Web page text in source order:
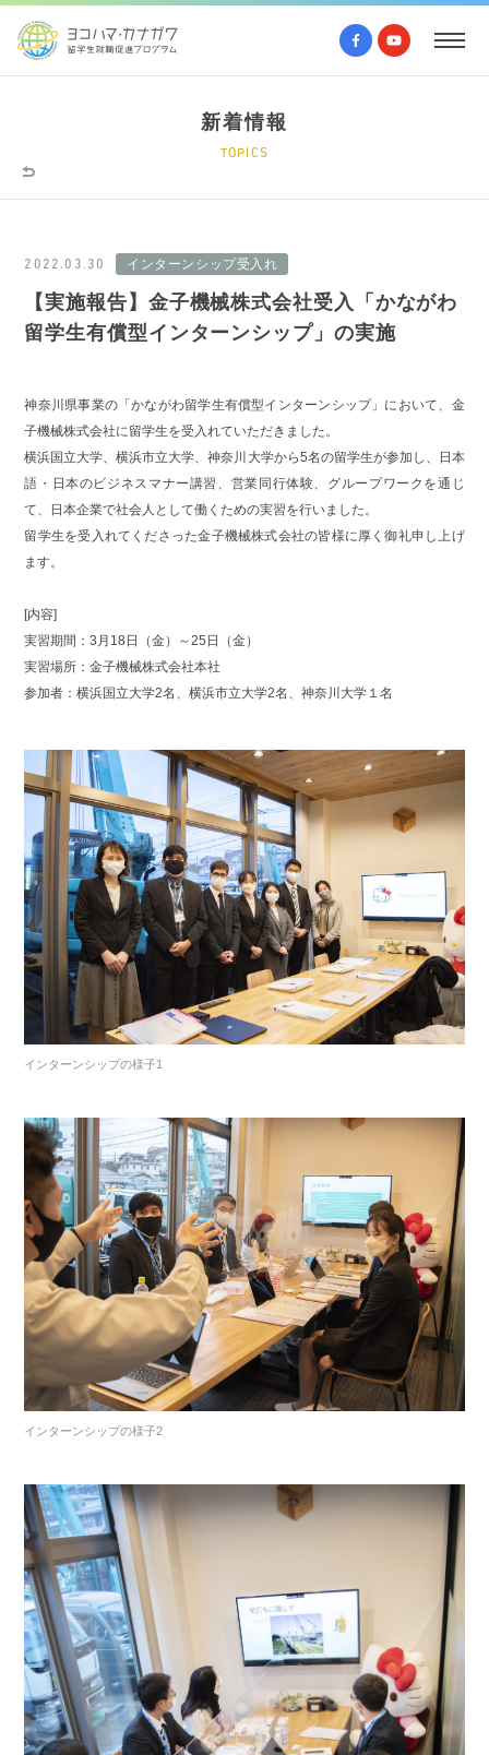
新着情報
TOPICS
2022.03.30 インターンシップ受入れ
【実施報告】金子機械株式会社受入「かながわ
留学生有償型インターンシップ」の実施
神奈川県事業の「かながわ留学生有償型インターンシップ」において、金
子機械株式会社に留学生を受入れていただきました。
横浜国立大学、横浜市立大学、神奈川大学から5名の留学生が参加し、日本
語・日本のビジネスマナー講習、営業同行体験、グループワークを通じ
て、日本企業で社会人として働くための実習を行いました。
留学生を受入れてくださった金子機械株式会社の皆様に厚く御礼申し上げ
ます。
[内容]
実習期間：3月18日（金）～25日（金）
実習場所：金子機械株式会社本社
参加者：横浜国立大学2名、横浜市立大学2名、神奈川大学１名
インターンシップの様子1
インターンシップの様子2